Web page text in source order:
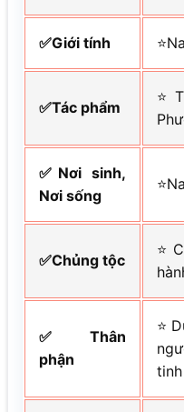
✅Giới tính
✅Tác phẩm
✅Nơi sinh,
Nơi sống
✅Chủng tộc
✅Thân
phận